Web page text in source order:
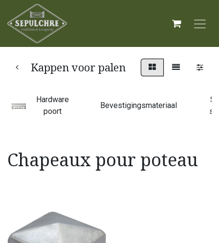
Kappen voor palen
Hardware
poort
Bevestigingsmateriaal
Chapeaux pour poteau